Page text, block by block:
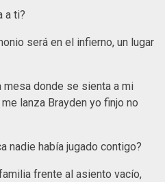
a ti?
será en el infierno, un lugar
mesa donde se sienta a mi
lanza Brayden yo finjo no
nadie había jugado contigo?
frente al asiento vacío,